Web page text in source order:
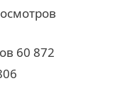
60 872